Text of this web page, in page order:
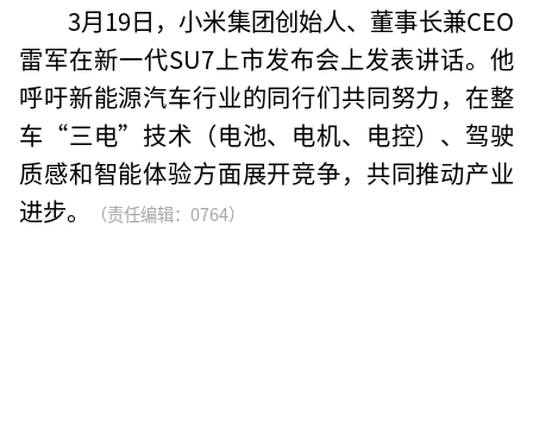
3月19日，小米集团创始人、董事长兼CEO
雷军在新一代SU7上市发布会上发表讲话。他
呼吁新能源汽车行业的同行们共同努力，在整
车“三电”技术（电池、电机、电控）、驾驶
质感和智能体验方面展开竞争，共同推动产业
进步。
（责任编辑：0764）